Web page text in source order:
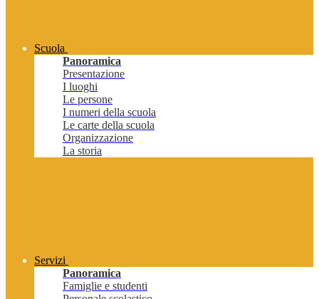
Scuola
Panoramica
Presentazione
I luoghi
Le persone
I numeri della scuola
Le carte della scuola
Organizzazione
La storia
Servizi
Panoramica
Famiglie e studenti